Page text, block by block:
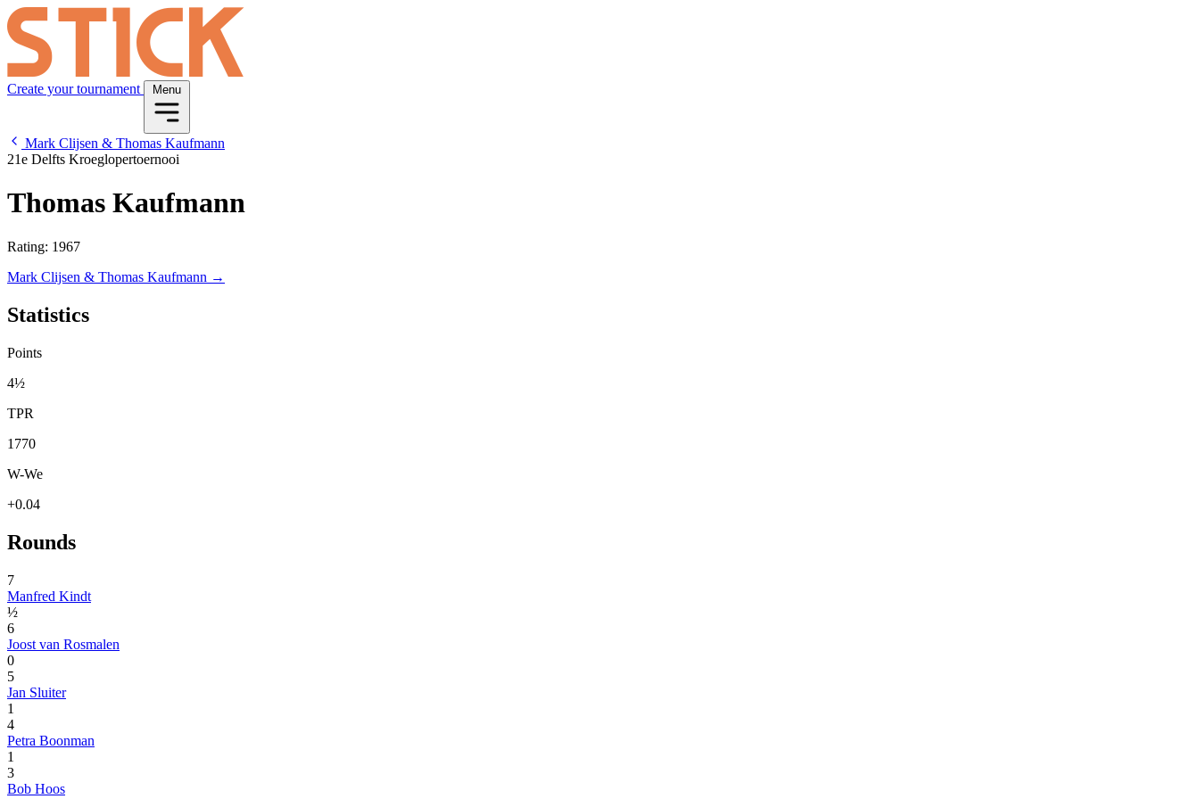
Create your tournament Menu
Mark Clijsen & Thomas Kaufmann
21e Delfts Kroeglopertoernooi
Thomas Kaufmann
Rating: 1967
Mark Clijsen & Thomas Kaufmann →
Statistics
Points
4½
TPR
1770
W-We
+0.04
Rounds
7
Manfred Kindt
½
6
Joost van Rosmalen
0
5
Jan Sluiter
1
4
Petra Boonman
1
3
Bob Hoos